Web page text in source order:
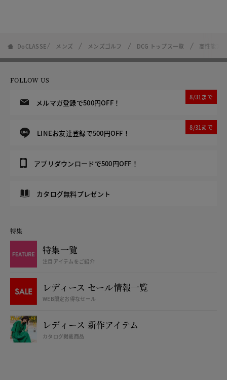
DoCLASSE メンズ メンズゴルフ DCG トップス一覧 高性能ア
FOLLOW US
メルマガ登録で500円OFF！
8/31まで
LINEお友達登録で500円OFF！
8/31まで
アプリダウンロードで500円OFF！
カタログ無料プレゼント
特集
特集一覧
注目アイテムをご紹介
レディース セール情報一覧
WEB限定お得なセール
レディース 新作アイテム
カタログ掲載商品